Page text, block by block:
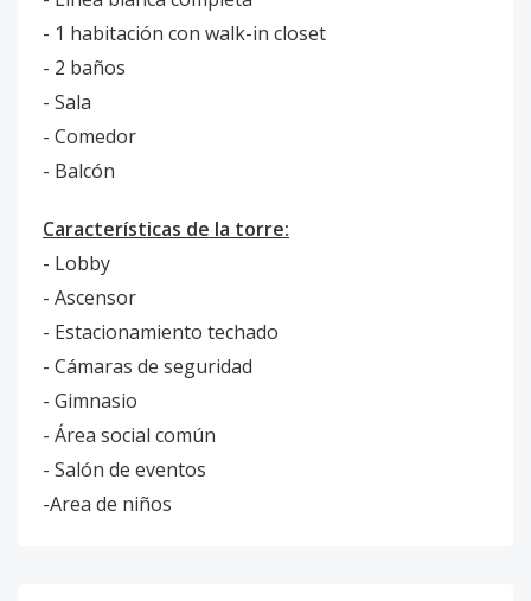
- 1 habitación con walk-in closet
- 2 baños
- Sala
- Comedor
- Balcón
Características de la torre:
- Lobby
- Ascensor
- Estacionamiento techado
- Cámaras de seguridad
- Gimnasio
- Área social común
- Salón de eventos
-Area de niños